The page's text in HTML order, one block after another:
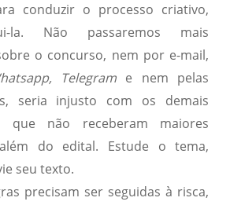
conduzir o processo criativo,
la. Não passaremos mais
o concurso, nem por e-mail,
Telegram e nem pelas
seria injusto com os demais
que não receberam maiores
além do edital. Estude o tema,
seu texto.
precisam ser seguidas à risca,